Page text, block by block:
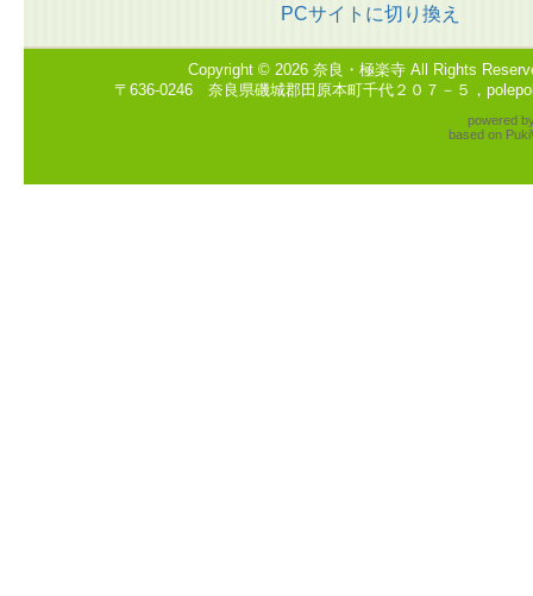
PCサイトに切り換え
Copyright © 2026 奈良・極楽寺 All Rights
〒636-0246 奈良県磯城郡田原本町千代２０７－５，
powered
based on